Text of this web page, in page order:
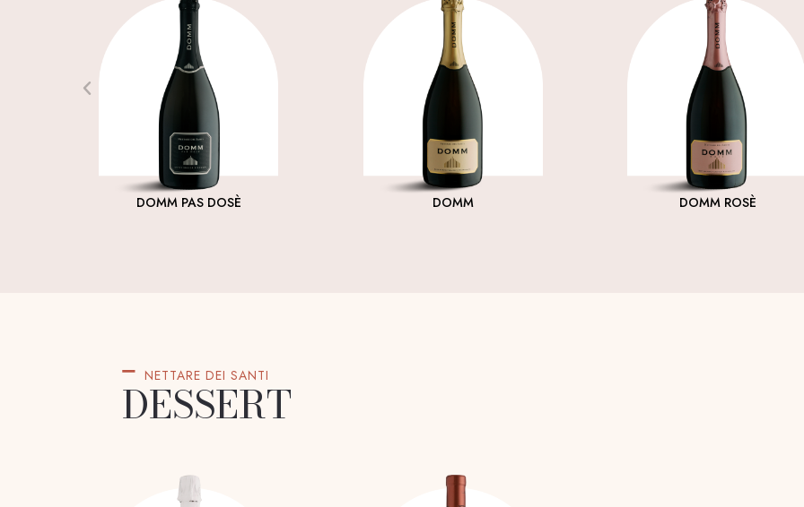
DOMM PAS DOSÈ DOMM DOMM ROSÈ
NETTARE DEI SANTI
DESSERT